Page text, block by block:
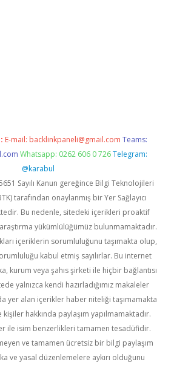
E-mail: backlinkpaneli@gmail.com Teams:
Whatsapp: 0262 606 0 726 Telegram:
@karabul
Sayılı Kanun gereğince Bilgi Teknolojileri
tarafından onaylanmış bir Yer Sağlayıcı
Bu nedenle, sitedeki içerikleri proaktif
yükümlülüğümüz bulunmamaktadır.
içeriklerin sorumluluğunu taşımakta olup,
kabul etmiş sayılırlar. Bu internet
kurum veya şahıs şirketi ile hiçbir bağlantısı
yalnızca kendi hazırladığımız makaleler
yer alan içerikler haber niteliği taşımamakta
hakkında paylaşım yapılmamaktadır.
ile isim benzerlikleri tamamen tesadüfidir.
ve tamamen ücretsiz bir bilgi paylaşım
ve yasal düzenlemelere aykırı olduğunu